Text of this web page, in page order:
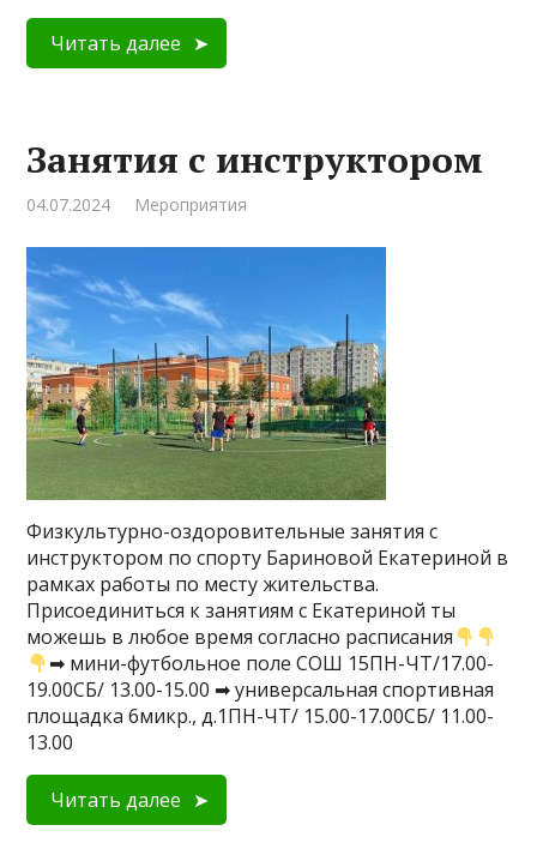
Читать далее
Занятия с инструктором
04.07.2024 Мероприятия
Физкультурно-оздоровительные занятия с
инструктором по спорту Бариновой Екатериной в
рамках работы по месту жительства.
Присоединиться к занятиям с Екатериной ты
можешь в любое время согласно расписания
➡ мини-футбольное поле СОШ 15ПН-ЧТ/17.00-
19.00СБ/ 13.00-15.00 ➡ универсальная спортивная
площадка 6микр., д.1ПН-ЧТ/ 15.00-17.00СБ/ 11.00-
13.00
Читать далее